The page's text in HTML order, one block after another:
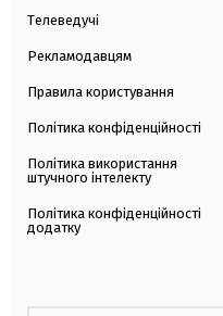
Телеведучі
Рекламодавцям
Правила користування
Політика конфіденційності
Політика використання
штучного інтелекту
Політика конфіденційності
додатку